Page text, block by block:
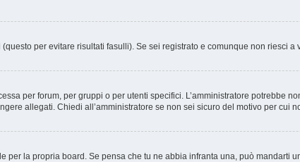
per evitare risultati fasulli). Se sei registrato e comunque non riesci
per forum, per gruppi o per utenti specifici. L’amministratore potrebbe
allegati. Chiedi all’amministratore se non sei sicuro del motivo per cui
per la propria board. Se pensa che tu ne abbia infranta una, può mandarti